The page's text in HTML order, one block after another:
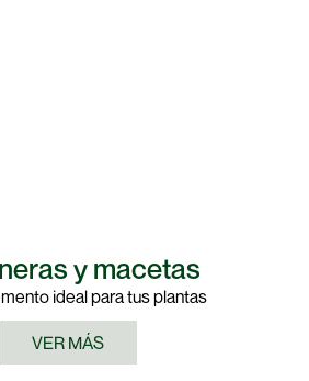
y macetas
ideal para tus plantas
VER MÁS